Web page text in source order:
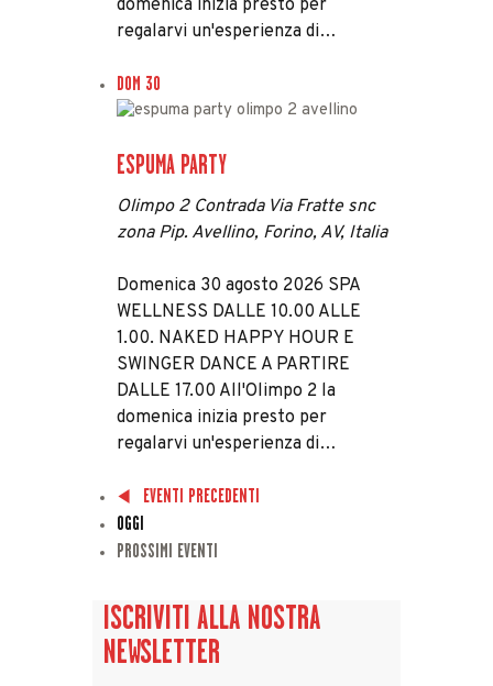
domenica inizia presto per
regalarvi un'esperienza di…
DOM 30
ESPUMA PARTY
Olimpo 2 Contrada Via Fratte snc
zona Pip. Avellino, Forino, AV, Italia
Domenica 30 agosto 2026 SPA
WELLNESS DALLE 10.00 ALLE
1.00. NAKED HAPPY HOUR E
SWINGER DANCE A PARTIRE
DALLE 17.00 All'Olimpo 2 la
domenica inizia presto per
regalarvi un'esperienza di…
EVENTI PRECEDENTI
OGGI
PROSSIMI EVENTI
ISCRIVITI ALLA NOSTRA
NEWSLETTER